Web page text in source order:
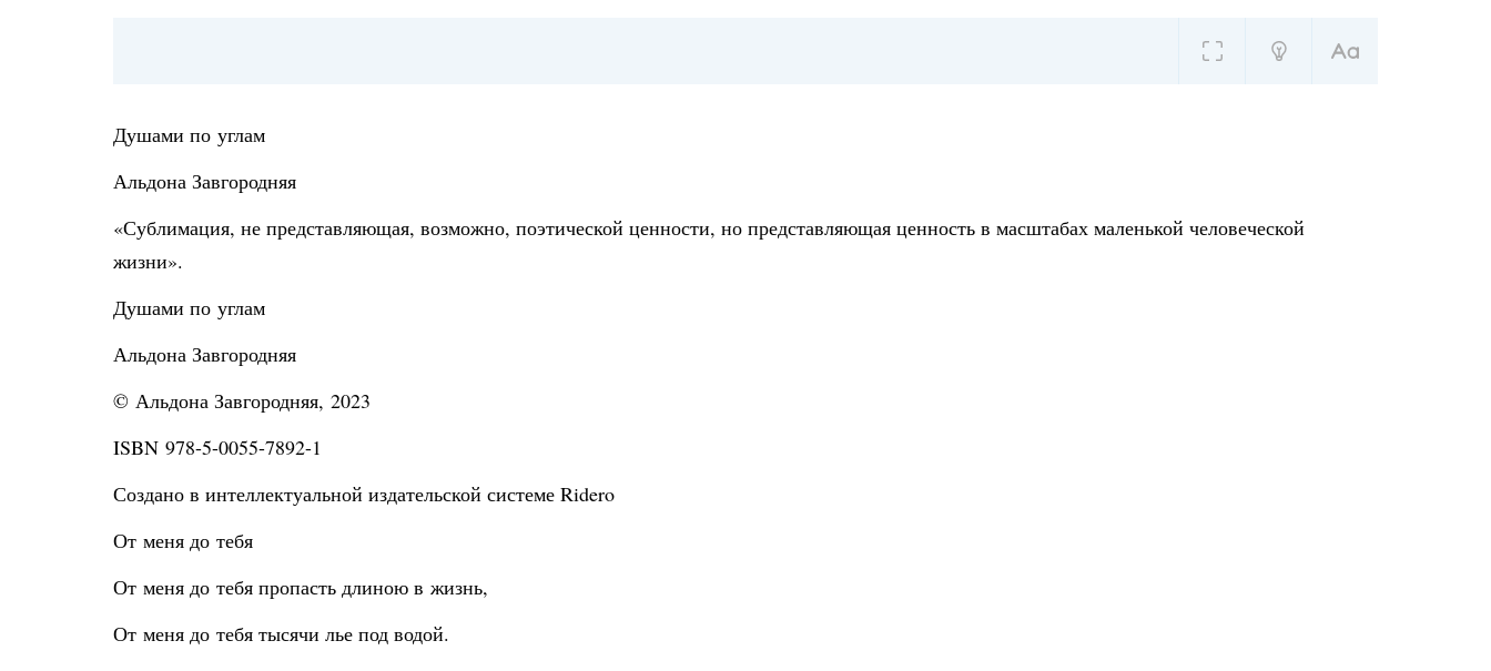
Душами по углам
Альдона Завгородняя
«Сублимация, не представляющая, возможно, поэтической ценности, но представляющая ценность в масштабах маленькой человеческой
жизни».
Душами по углам
Альдона Завгородняя
© Альдона Завгородняя, 2023
ISBN 978-5-0055-7892-1
Создано в интеллектуальной издательской системе Ridero
От меня до тебя
От меня до тебя пропасть длиною в жизнь,
От меня до тебя тысячи лье под водой.